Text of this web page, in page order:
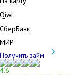
Qiwi
СберБанк
МИР
Получить займ
4.6